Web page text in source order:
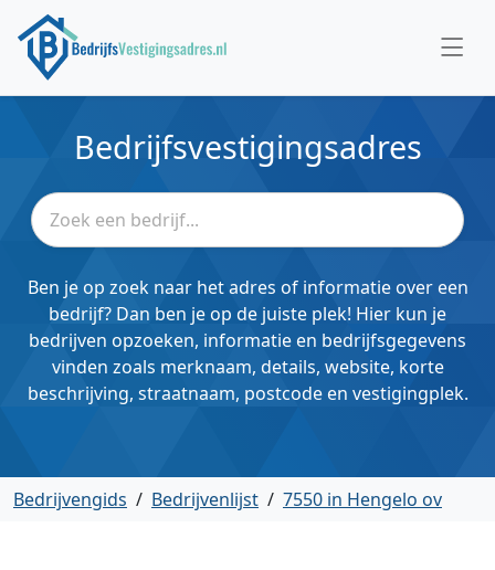
Bedrijfsvestigingsadres
Ben je op zoek naar het adres of informatie over een
bedrijf? Dan ben je op de juiste plek! Hier kun je
bedrijven opzoeken, informatie en bedrijfsgegevens
vinden zoals merknaam, details, website, korte
beschrijving, straatnaam, postcode en vestigingplek.
Bedrijvengids / Bedrijvenlijst / 7550 in Hengelo ov